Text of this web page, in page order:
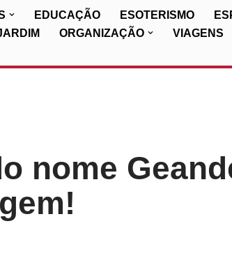
EDUCAÇÃO ESOTERISMO
ORGANIZAÇÃO VIAGENS
nome